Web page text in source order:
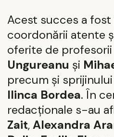
Acest succes a
coordonării atente
oferite de profesorii
Ungureanu și
precum și
Ilinca Bordea. În
redacționale s-au
Zait,Alexandra